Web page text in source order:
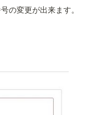
の変更が出来ます。